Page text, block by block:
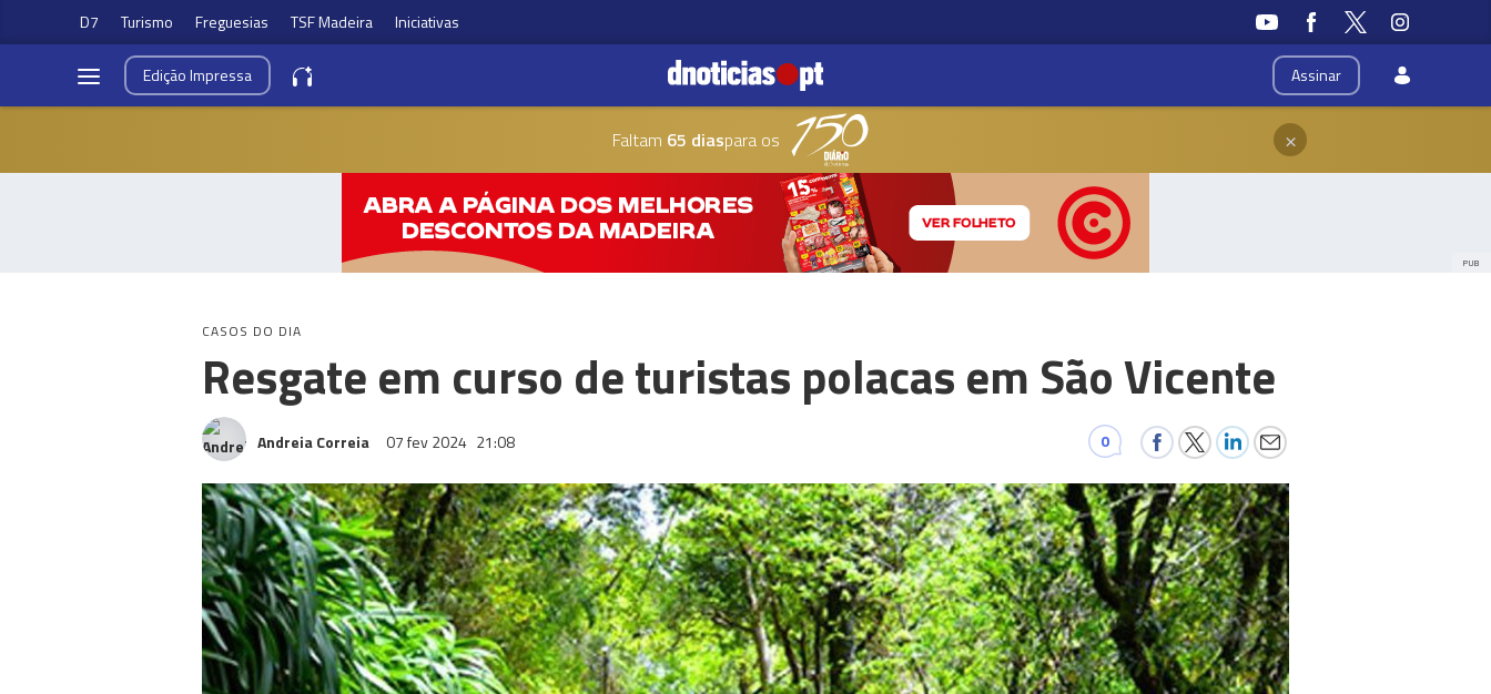
D7 Turismo Freguesias TSF Madeira Iniciativas
Assinar
EdiçãoImpressa
Faltam 65 diaspara os ×
PUB
CASOS DO DIA
Resgate em curso de turistas polacas em São Vicente
Andreia Correia 07 fev 2024 21:08 0